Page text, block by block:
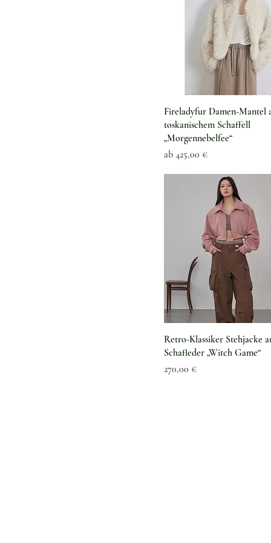
Schnellansicht
Fireladyfur Damen-Mantel
toskanischem Schaffell
„Morgennebelfee“
ab 425,00 €
Sale-Preis
Schnellansicht
Retro-Klassiker Stehjacke
Schafleder „Witch Game“
Preis
270,00 €